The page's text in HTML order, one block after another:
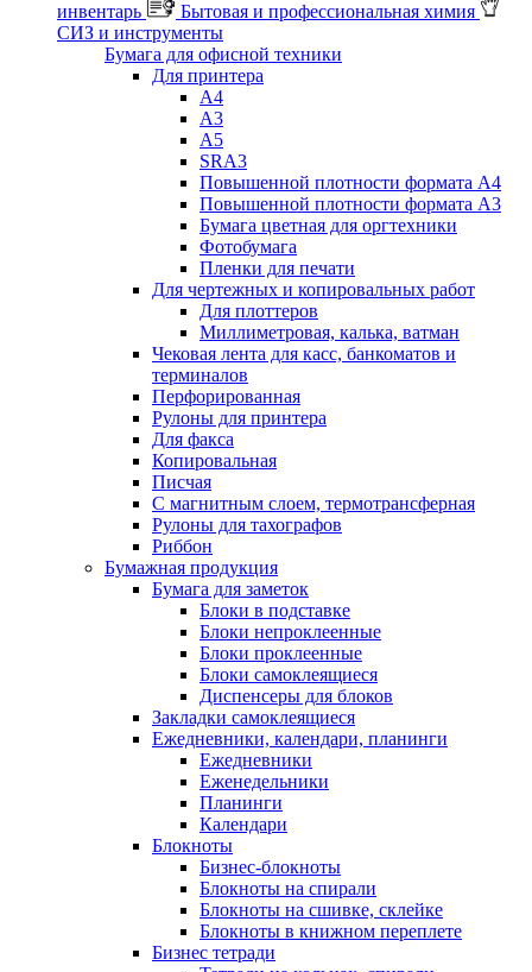
инвентарь
Бытовая и профессиональная химия
СИЗ и инструменты
Бумага для офисной техники
Для принтера
А4
А3
А5
SRA3
Повышенной плотности формата А4
Повышенной плотности формата А3
Бумага цветная для оргтехники
Фотобумага
Пленки для печати
Для чертежных и копировальных работ
Для плоттеров
Миллиметровая, калька, ватман
Чековая лента для касс, банкоматов и
терминалов
Перфорированная
Рулоны для принтера
Для факса
Копировальная
Писчая
С магнитным слоем, термотрансферная
Рулоны для тахографов
Риббон
Бумажная продукция
Бумага для заметок
Блоки в подставке
Блоки непроклеенные
Блоки проклеенные
Блоки самоклеящиеся
Диспенсеры для блоков
Закладки самоклеящиеся
Ежедневники, календари, планинги
Ежедневники
Еженедельники
Планинги
Календари
Блокноты
Бизнес-блокноты
Блокноты на спирали
Блокноты на сшивке, склейке
Блокноты в книжном переплете
Бизнес тетради